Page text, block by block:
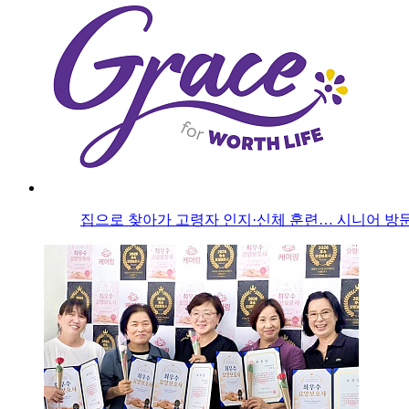
집으로 찾아가 고령자 인지·신체 훈련… 시니어 방